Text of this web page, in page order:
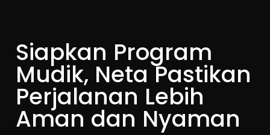
Siapkan Program
Mudik, Neta Pastikan
Perjalanan Lebih
Aman dan Nyaman